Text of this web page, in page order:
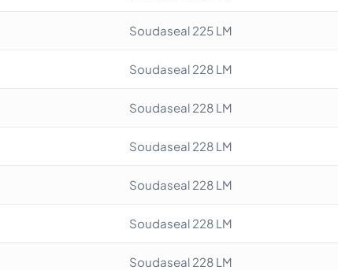
Soudaseal 225 LM
Soudaseal 228 LM
Soudaseal 228 LM
Soudaseal 228 LM
Soudaseal 228 LM
Soudaseal 228 LM
Soudaseal 228 LM